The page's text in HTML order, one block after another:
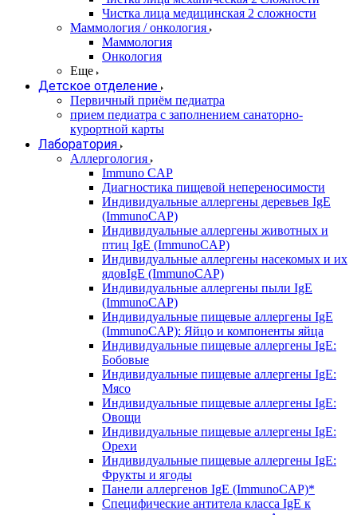
Чистка лица медицинская 2 сложности
Маммология / онкология
Маммология
Онкология
Еще
Детское отделение
Первичный приём педиатра
прием педиатра с заполнением санаторно-
курортной карты
Лаборатория
Аллергология
Immuno CAP
Диагностика пищевой непереносимости
Индивидуальные аллергены деревьев IgE
(ImmunoCAP)
Индивидуальные аллергены животных и
птиц IgE (ImmunoCAP)
Индивидуальные аллергены насекомых и их
ядовIgE (ImmunoCAP)
Индивидуальные аллергены пыли IgE
(ImmunoCAP)
Индивидуальные пищевые аллергены IgE
(ImmunoCAP): Яйцо и компоненты яйца
Индивидуальные пищевые аллергены IgE:
Бобовые
Индивидуальные пищевые аллергены IgE:
Мясо
Индивидуальные пищевые аллергены IgE:
Овощи
Индивидуальные пищевые аллергены IgE:
Орехи
Индивидуальные пищевые аллергены IgE:
Фрукты и ягоды
Панели аллергенов IgE (ImmunoCAP)*
Специфические антитела класса IgE к